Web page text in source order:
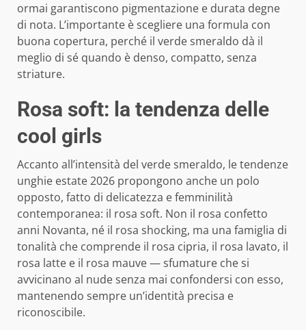
ormai garantiscono pigmentazione e durata degne
di nota. L’importante è scegliere una formula con
buona copertura, perché il verde smeraldo dà il
meglio di sé quando è denso, compatto, senza
striature.
Rosa soft: la tendenza delle
cool girls
Accanto all’intensità del verde smeraldo, le tendenze
unghie estate 2026 propongono anche un polo
opposto, fatto di delicatezza e femminilità
contemporanea: il rosa soft. Non il rosa confetto
anni Novanta, né il rosa shocking, ma una famiglia di
tonalità che comprende il rosa cipria, il rosa lavato, il
rosa latte e il rosa mauve — sfumature che si
avvicinano al nude senza mai confondersi con esso,
mantenendo sempre un’identità precisa e
riconoscibile.